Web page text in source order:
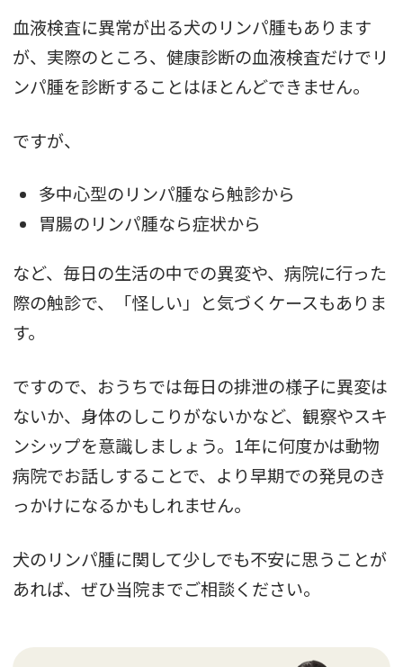
血液検査に異常が出る犬のリンパ腫もあります
が、実際のところ、健康診断の血液検査だけでリ
ンパ腫を診断することはほとんどできません。
ですが、
多中心型のリンパ腫なら触診から
胃腸のリンパ腫なら症状から
など、毎日の生活の中での異変や、病院に行った
際の触診で、「怪しい」と気づくケースもありま
す。
ですので、おうちでは毎日の排泄の様子に異変は
ないか、身体のしこりがないかなど、観察やスキ
ンシップを意識しましょう。1年に何度かは動物
病院でお話しすることで、より早期での発見のき
っかけになるかもしれません。
犬のリンパ腫に関して少しでも不安に思うことが
あれば、ぜひ当院までご相談ください。